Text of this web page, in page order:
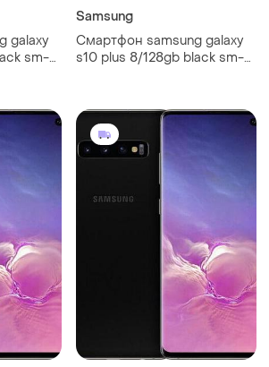
galaxy
sm-
Samsung
Смартфон samsung galaxy
s10 plus 8/128gb black sm-